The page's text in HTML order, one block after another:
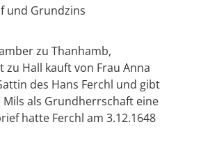
und Grundzins
zu Thanhamb,
zu Hall kauft von Frau Anna
des Hans Ferchl und gibt
als Grundherrschaft eine
hatte Ferchl am 3.12.1648